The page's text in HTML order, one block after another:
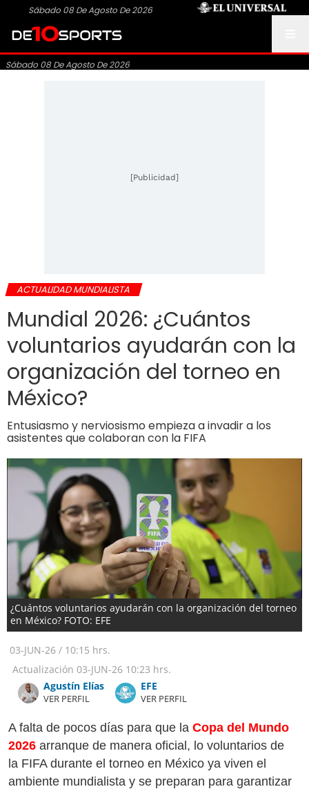
Sábado 08 De Agosto De 2026
Sábado 08 De Agosto De 2026
[Publicidad]
ACTUALIDAD MUNDIALISTA
Mundial 2026: ¿Cuántos
voluntarios ayudarán con la
organización del torneo en
México?
Entusiasmo y nerviosismo empieza a invadir a los
asistentes que colaboran con la FIFA
¿Cuántos voluntarios ayudarán con la organización del torneo
en México? FOTO: EFE
03-JUN-26 / 10:15 hrs.
Actualización 03-JUN-26 10:23 hrs.
Agustín Elías
VER PERFIL
​​​​​​​EFE
VER PERFIL
A falta de pocos días para que la Copa del Mundo
2026 arranque de manera oficial, lo voluntarios de
la FIFA durante el torneo en México ya viven el
ambiente mundialista y se preparan para garantizar